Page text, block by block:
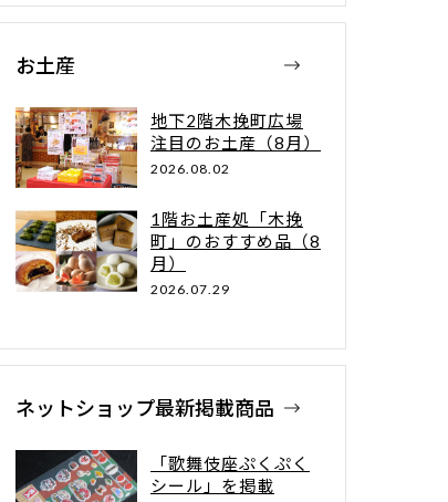
お土産
地下2階木挽町広場
注目のお土産（8月）
2026.08.02
1階お土産処「木挽
町」のおすすめ品（8
月）
2026.07.29
ネットショップ最新掲載商品
「歌舞伎座ぷくぷく
シール」を掲載